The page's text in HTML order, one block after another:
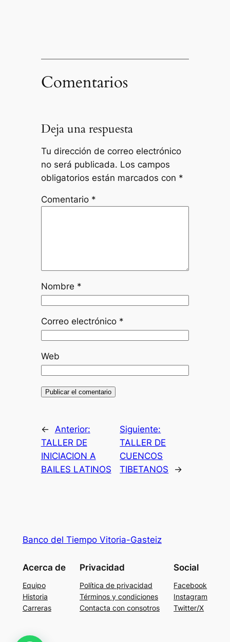
Comentarios
Deja una respuesta
Tu dirección de correo electrónico
no será publicada. Los campos
obligatorios están marcados con *
Comentario *
Nombre *
Correo electrónico *
Web
← Anterior:
TALLER DE
INICIACION A
BAILES LATINOS
Siguiente:
TALLER DE
CUENCOS
TIBETANOS
→
Banco del Tiempo Vitoria-Gasteiz
Acerca de
Equipo
Historia
Carreras
Privacidad
Política de privacidad
Términos y condiciones
Contacta con consotros
Social
Facebook
Instagram
Twitter/X